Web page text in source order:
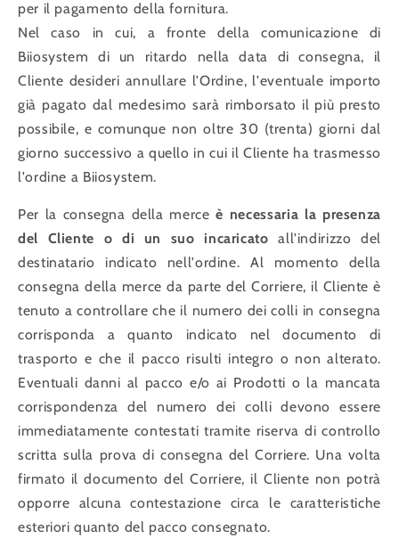
per il pagamento della fornitura.
Nel caso in cui, a fronte della comunicazione di
Biiosystem di un ritardo nella data di consegna, il
Cliente desideri annullare l'Ordine, l'eventuale importo
già pagato dal medesimo sarà rimborsato il più presto
possibile, e comunque non oltre 30 (trenta) giorni dal
giorno successivo a quello in cui il Cliente ha trasmesso
l'ordine a Biiosystem.
Per la consegna della merceè necessaria la presenza
del Cliente o di un suo incaricato all'indirizzo del
destinatario indicato nell'ordine. Al momento della
consegna della merce da parte del Corriere, il Cliente è
tenuto a controllare che il numero dei colli in consegna
corrisponda a quanto indicato nel documento di
trasporto e che il pacco risulti integro o non alterato.
Eventuali danni al pacco e/o ai Prodotti o la mancata
corrispondenza del numero dei colli devono essere
immediatamente contestati tramite riserva di controllo
scritta sulla prova di consegna del Corriere. Una volta
firmato il documento del Corriere, il Cliente non potrà
opporre alcuna contestazione circa le caratteristiche
esteriori quanto del pacco consegnato.